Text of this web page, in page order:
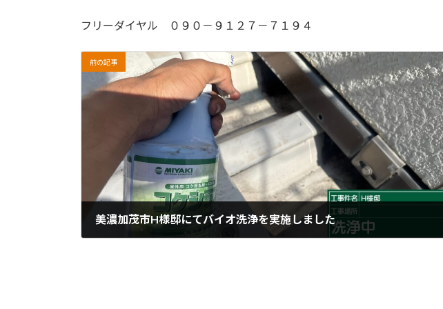
フリーダイヤル ０９０－９１２７－７１９４
前の記事
美濃加茂市H様邸にてバイオ洗浄を実施しました